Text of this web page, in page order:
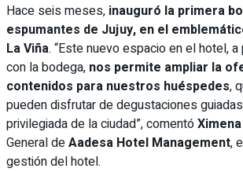
Hace seis meses, inauguró la primera
espumantes de Jujuy, en el
La Viña. “Este nuevo espacio en el hotel,
con la bodega, nos permite ampliar la
contenidos para nuestros huéspedes,
pueden disfrutar de degustaciones
privilegiada de la ciudad”, comentó
General deAadesa Hotel Management,
gestión del hotel.